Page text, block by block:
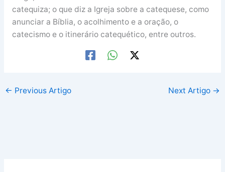
catequiza; o que diz a Igreja sobre a catequese, como
anunciar a Bíblia, o acolhimento e a oração, o
catecismo e o itinerário catequético, entre outros.
← Previous Artigo Next Artigo →